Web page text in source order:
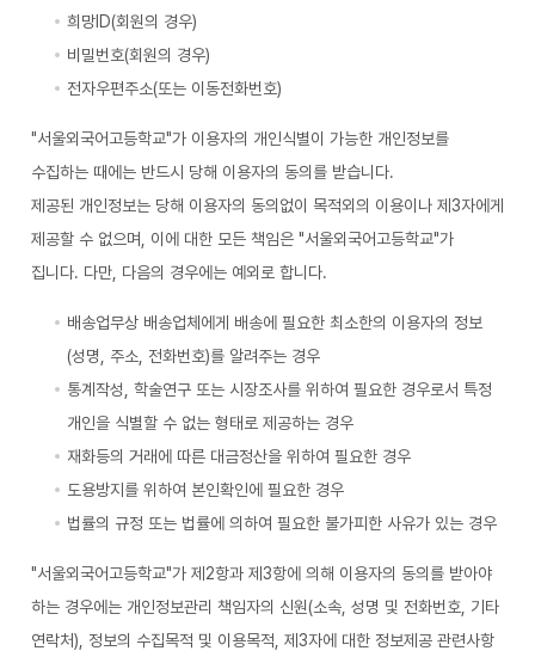
희망ID(회원의 경우)
비밀번호(회원의 경우)
전자우편주소(또는 이동전화번호)
"서울외국어고등학교"가 이용자의 개인식별이 가능한 개인정보를
수집하는 때에는 반드시 당해 이용자의 동의를 받습니다.
제공된 개인정보는 당해 이용자의 동의없이 목적외의 이용이나 제3자에게
제공할 수 없으며, 이에 대한 모든 책임은 "서울외국어고등학교"가
집니다. 다만, 다음의 경우에는 예외로 합니다.
배송업무상 배송업체에게 배송에 필요한 최소한의 이용자의 정보
(성명, 주소, 전화번호)를 알려주는 경우
통계작성, 학술연구 또는 시장조사를 위하여 필요한 경우로서 특정
개인을 식별할 수 없는 형태로 제공하는 경우
재화등의 거래에 따른 대금정산을 위하여 필요한 경우
도용방지를 위하여 본인확인에 필요한 경우
법률의 규정 또는 법률에 의하여 필요한 불가피한 사유가 있는 경우
"서울외국어고등학교"가 제2항과 제3항에 의해 이용자의 동의를 받아야
하는 경우에는 개인정보관리 책임자의 신원(소속, 성명 및 전화번호, 기타
연락처), 정보의 수집목적 및 이용목적, 제3자에 대한 정보제공 관련사항